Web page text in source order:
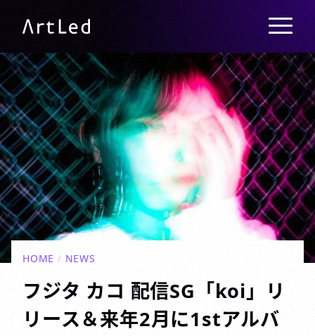
ArtLed
メニュー
HOME / NEWS
フジタ カコ 配信SG「koi」リ
リース＆来年2月に1stアルバ